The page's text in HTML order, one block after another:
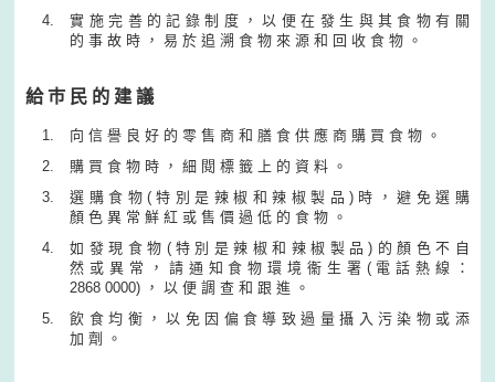
實 施 完 善 的 記 錄 制 度 ， 以 便 在 發 生 與 其 食 物 有 關
的 事 故 時 ， 易 於 追 溯 食 物 來 源 和 回 收 食 物 。
給 巿 民 的 建 議
向 信 譽 良 好 的 零 售 商 和 膳 食 供 應 商 購 買 食 物 。
購 買 食 物 時 ， 細 閱 標 籤 上 的 資 料 。
選 購 食 物 ( 特 別 是 辣 椒 和 辣 椒 製 品 ) 時 ， 避 免 選 購
顏 色 異 常 鮮 紅 或 售 價 過 低 的 食 物 。
如 發 現 食 物 ( 特 別 是 辣 椒 和 辣 椒 製 品 ) 的 顏 色 不 自
然 或 異 常 ， 請 通 知 食 物 環 境 衞 生 署 ( 電 話 熱 線 ：
2868 0000) ， 以 便 調 查 和 跟 進 。
飲 食 均 衡 ， 以 免 因 偏 食 導 致 過 量 攝 入 污 染 物 或 添
加 劑 。